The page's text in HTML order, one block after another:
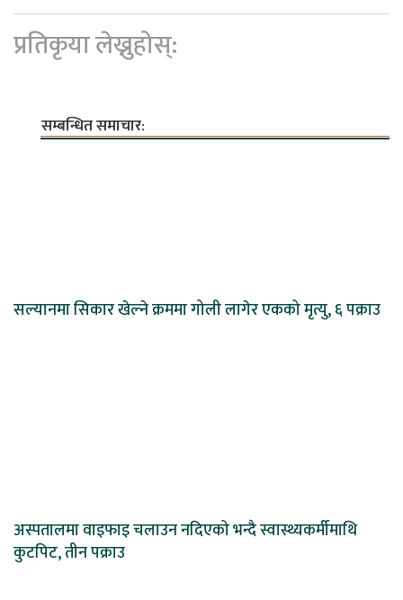
प्रतिकृया लेख्नुहोस्:
सम्बन्धित समाचार:
सल्यानमा सिकार खेल्ने क्रममा गोली लागेर एकको मृत्यु, ६ पक्राउ
अस्पतालमा वाइफाइ चलाउन नदिएको भन्दै स्वास्थ्यकर्मीमाथि
कुटपिट, तीन पक्राउ